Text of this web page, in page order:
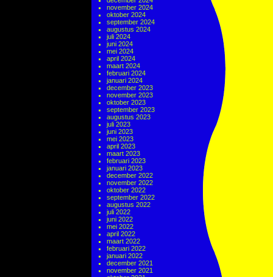
november 2024
oktober 2024
september 2024
augustus 2024
juli 2024
juni 2024
mei 2024
april 2024
maart 2024
februari 2024
januari 2024
december 2023
november 2023
oktober 2023
september 2023
augustus 2023
juli 2023
juni 2023
mei 2023
april 2023
maart 2023
februari 2023
januari 2023
december 2022
november 2022
oktober 2022
september 2022
augustus 2022
juli 2022
juni 2022
mei 2022
april 2022
maart 2022
februari 2022
januari 2022
december 2021
november 2021